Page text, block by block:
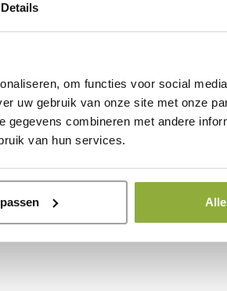
Details
om functies voor social
uw gebruik van onze site met onze
combineren met andere
van hun services.
één overzichtelijk systeem.
gegevens.
mailbevestiging. Daarnaast kan
in uw agenda en
Zo houdt u volledige
Daarnaast ontvangt u een
die flexibel willen werken